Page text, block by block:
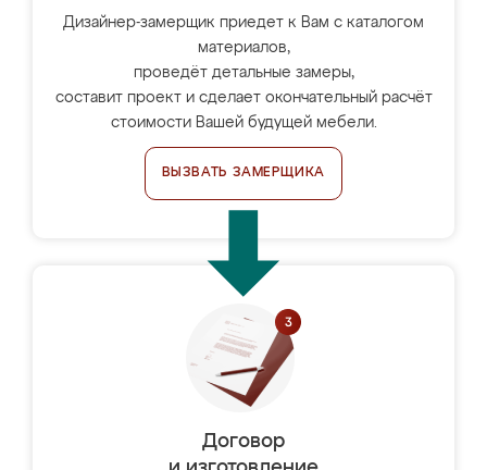
Дизайнер-замерщик приедет к Вам с каталогом
материалов,
проведёт детальные замеры,
составит проект и сделает окончательный расчёт
стоимости Вашей будущей мебели.
ВЫЗВАТЬ ЗАМЕРЩИКА
Договор